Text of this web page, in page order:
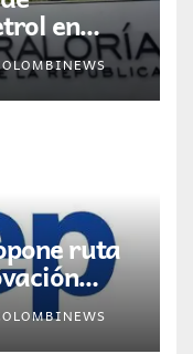
en
ruta
energética